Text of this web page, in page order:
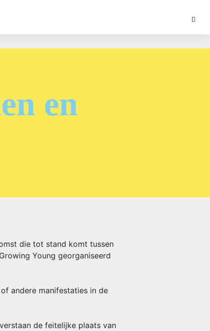
en
die tot stand komt tussen
Young georganiseerd
andere manifestaties in de
de feitelijke plaats van